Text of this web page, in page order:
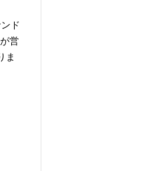
ド
営
ま